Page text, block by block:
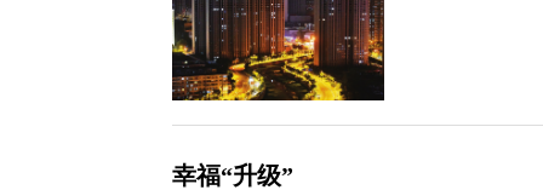
幸福“升级”